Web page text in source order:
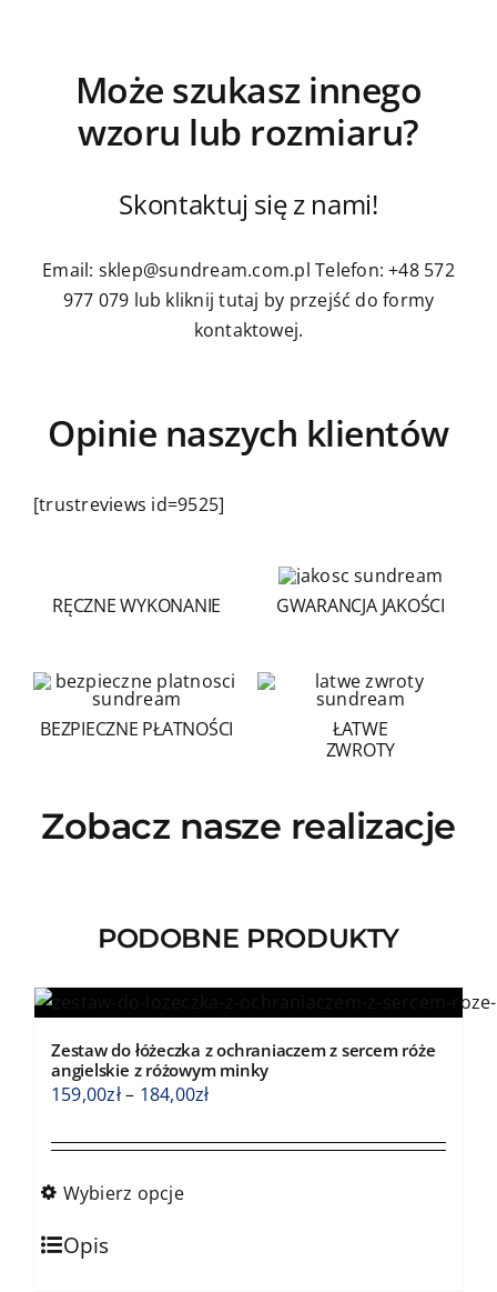
Może szukasz innego
wzoru lub rozmiaru?
Skontaktuj się z nami!
Email: sklep@sundream.com.pl Telefon: +48 572
977 079 lub kliknij tutaj by przejść do formy
kontaktowej.
Opinie naszych klientów
[trustreviews id=9525]
RĘCZNE WYKONANIE GWARANCJA JAKOŚCI
BEZPIECZNE PŁATNOŚCI
ŁATWE
ZWROTY
Zobacz nasze realizacje
PODOBNE PRODUKTY
Zestaw do łóżeczka z ochraniaczem z sercem róże
angielskie z różowym minky
159,00zł– 184,00złZakres
od
Wybierz opcje
Ten
produkt
Opis